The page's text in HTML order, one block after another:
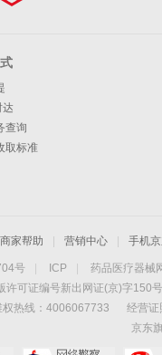
达
查询
取标准
商家帮助 营销中心 手机
号 ICP 药品医疗器械
许可证编号新出网证(京)字150号
权热线：4006067733 经营证
京东